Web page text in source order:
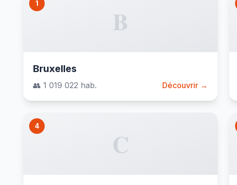
1
B
Bruxelles
👥 1 019 022 hab. Découvrir →
4
C